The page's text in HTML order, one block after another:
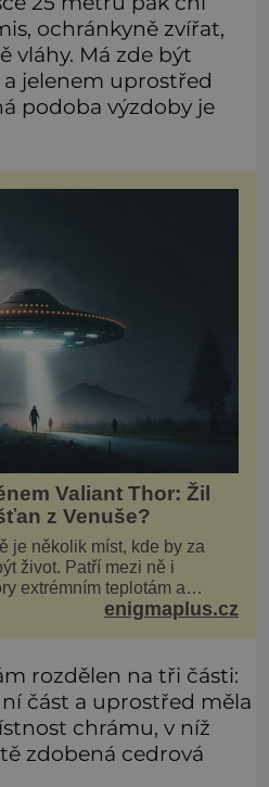
ochránkyně zvířat,
vláhy. Má zde být
jelenem uprostřed
podoba výzdoby je
Valiant Thor: Žil
z Venuše?
je několik míst, kde by za
život. Patří mezi ně i
extrémním teplotám a
teoreticky mohla ukrývat
enigmaplus.cz
rozdělen na tři části:
část a uprostřed měla
chrámu, v níž
zdobená cedrová